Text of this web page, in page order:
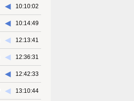
10:10:02
◀︎
10:14:49
◀︎
12:13:41
◀︎
12:36:31
◀︎
12:42:33
◀︎
13:10:44
◀︎